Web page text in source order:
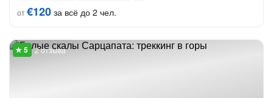
от€120 за всё до 2 чел.
2 отзыва